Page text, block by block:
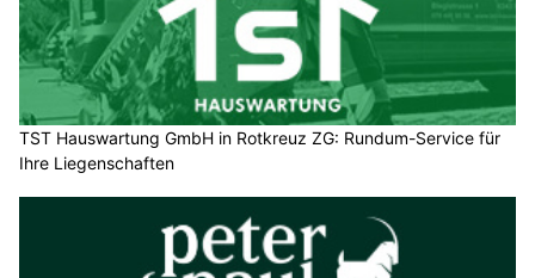
TST Hauswartung GmbH in Rotkreuz ZG: Rundum-Service für
Ihre Liegenschaften